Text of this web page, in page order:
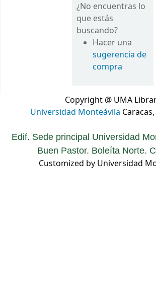
¿No encuentras lo
que estás
buscando?
Hacer una
sugerencia de
compra
Copyright @ UMA
Universidad Monteávila
Edif. Sede principal Universidad
Buen Pastor. Boleíta Norte.
Customized by Universidad